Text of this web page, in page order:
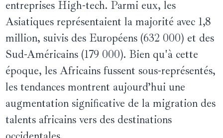
entreprises High-tech. Parmi eux, les
Asiatiques représentaient la majorité avec 1,8
million, suivis des Européens (632 000) et des
Sud-Américains (179 000). Bien qu'à cette
époque, les Africains fussent sous-représentés,
les tendances montrent aujourd’hui une
augmentation significative de la migration des
talents africains vers des destinations